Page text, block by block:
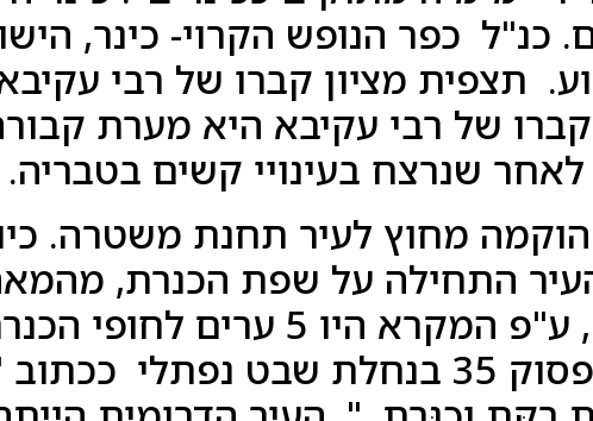
כנ"ל כפר הנופש הקרוי- כינר,
תצפית מציון קברו של רבי
של רבי עקיבא היא מערת
שנרצח בעינויי קשים בטבריה.
מחוץ לעיר תחנת משטרה.
כאחת מ 4 ערי הקודש, ע"פ המקרא היו
בספר יהושע פרק י"ט פסוק 35 בנחלת שבט נפתלי